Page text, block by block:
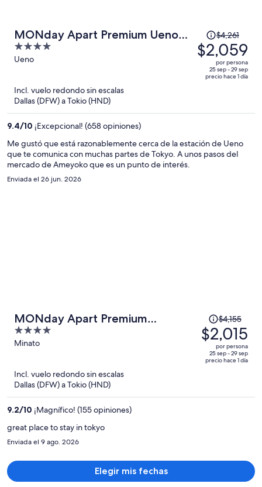
MONday Apart Premium Ueno
Okachimachi
4
out
Ueno
precio
era
$4,261
$2,059
por
$4,261
$2,059
por persona
25 sep - 29 sep
precio hace 1 día
Incl. vuelo redondo sin escalas
Dallas (DFW) a Tokio (HND)
9.4/10 ¡Excepcional! (658 opiniones)
Me gustó que está razonablemente cerca de la estación de Ueno
que te comunica con muchas partes de Tokyo. A unos pasos del
mercado de Ameyoko que es un punto de interés.
Enviada el 26 jun. 2026
MONday Apart Premium
Hamamatsucho
4
out
Minato
precio
era
de
$4,155
$4,155
$2,015
por persona
25 sep - 29 sep
precio hace 1 día
Incl. vuelo redondo sin escalas
Dallas (DFW) a Tokio (HND)
9.2/10 ¡Magnífico! (155 opiniones)
great place to stay in tokyo
Enviada el 9 ago. 2026
Elegir mis fechas